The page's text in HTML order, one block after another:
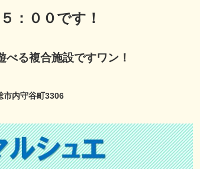
：００です！
る複合施設ですワン！
市内守谷町3306